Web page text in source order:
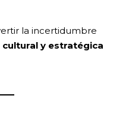
la incertidumbre
y estratégica